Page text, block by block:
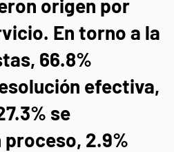
origen por
En torno a la
66.8%
efectiva,
se
2.9%